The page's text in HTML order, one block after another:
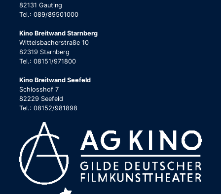
82131 Gauting
Tel.: 089/89501000
Kino Breitwand Starnberg
Wittelsbacherstraße 10
82319 Starnberg
Tel.: 08151/971800
Kino Breitwand Seefeld
Schlosshof 7
82229 Seefeld
Tel.: 08152/981898